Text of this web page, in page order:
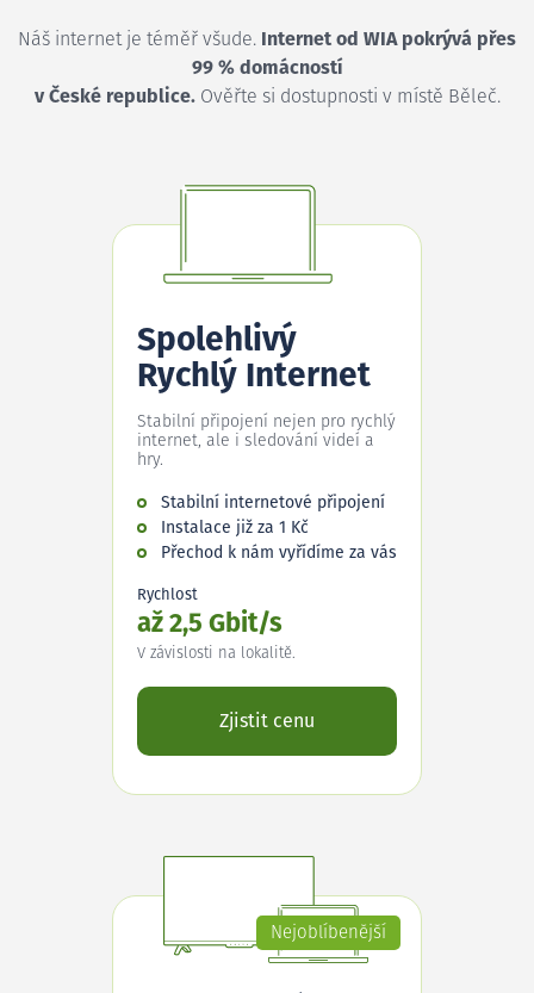
Náš internet je téměř všude. Internet od WIA pokrývá přes
99 % domácností
v České republice.Ověřte si dostupnosti v místě Běleč.
Spolehlivý
Rychlý Internet
Stabilní připojení nejen pro rychlý
internet, ale i sledování videí a
hry.
Stabilní internetové připojení
Instalace již za 1 Kč
Přechod k nám vyřídíme za vás
Rychlost
až 2,5 Gbit/s
V závislosti na lokalitě.
Zjistit cenu
Nejoblíbenější